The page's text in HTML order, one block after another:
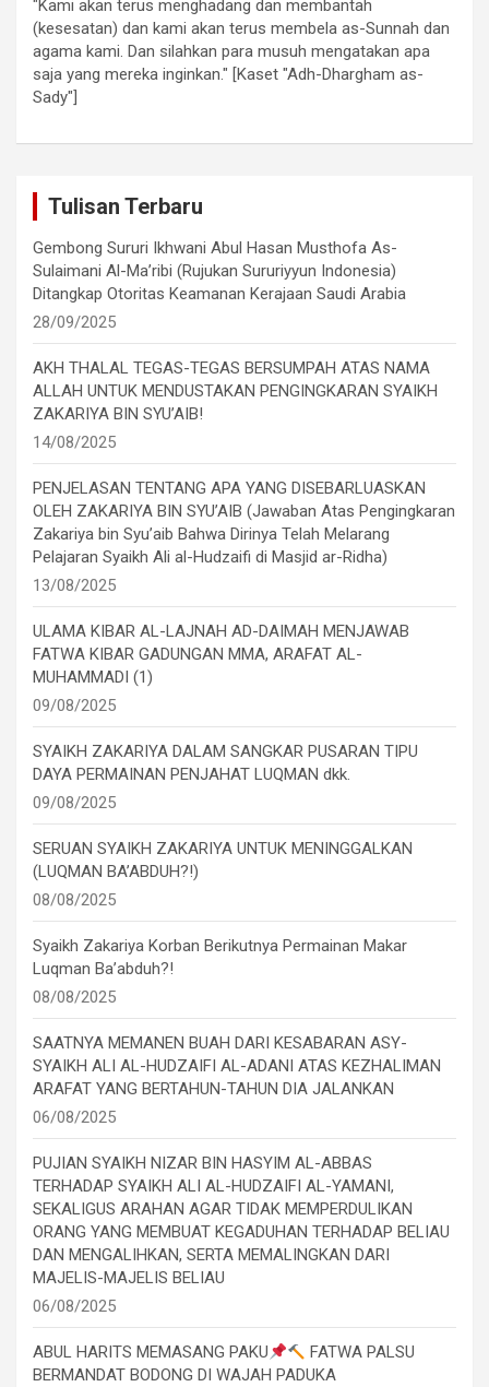
"Kami akan terus menghadang dan membantah
(kesesatan) dan kami akan terus membela as-Sunnah dan
agama kami. Dan silahkan para musuh mengatakan apa
saja yang mereka inginkan." [Kaset "Adh-Dhargham as-
Sady"]
Tulisan Terbaru
Gembong Sururi Ikhwani Abul Hasan Musthofa As-
Sulaimani Al-Ma’ribi (Rujukan Sururiyyun Indonesia)
Ditangkap Otoritas Keamanan Kerajaan Saudi Arabia
28/09/2025
AKH THALAL TEGAS-TEGAS BERSUMPAH ATAS NAMA
ALLAH UNTUK MENDUSTAKAN PENGINGKARAN SYAIKH
ZAKARIYA BIN SYU’AIB!
14/08/2025
PENJELASAN TENTANG APA YANG DISEBARLUASKAN
OLEH ZAKARIYA BIN SYU’AIB (Jawaban Atas Pengingkaran
Zakariya bin Syu’aib Bahwa Dirinya Telah Melarang
Pelajaran Syaikh Ali al-Hudzaifi di Masjid ar-Ridha)
13/08/2025
ULAMA KIBAR AL-LAJNAH AD-DAIMAH MENJAWAB
FATWA KIBAR GADUNGAN MMA, ARAFAT AL-
MUHAMMADI (1)
09/08/2025
SYAIKH ZAKARIYA DALAM SANGKAR PUSARAN TIPU
DAYA PERMAINAN PENJAHAT LUQMAN dkk.
09/08/2025
SERUAN SYAIKH ZAKARIYA UNTUK MENINGGALKAN
(LUQMAN BA’ABDUH?!)
08/08/2025
Syaikh Zakariya Korban Berikutnya Permainan Makar
Luqman Ba’abduh?!
08/08/2025
SAATNYA MEMANEN BUAH DARI KESABARAN ASY-
SYAIKH ALI AL-HUDZAIFI AL-ADANI ATAS KEZHALIMAN
ARAFAT YANG BERTAHUN-TAHUN DIA JALANKAN
06/08/2025
PUJIAN SYAIKH NIZAR BIN HASYIM AL-ABBAS
TERHADAP SYAIKH ALI AL-HUDZAIFI AL-YAMANI,
SEKALIGUS ARAHAN AGAR TIDAK MEMPERDULIKAN
ORANG YANG MEMBUAT KEGADUHAN TERHADAP BELIAU
DAN MENGALIHKAN, SERTA MEMALINGKAN DARI
MAJELIS-MAJELIS BELIAU
06/08/2025
ABUL HARITS MEMASANG PAKU
FATWA PALSU
BERMANDAT BODONG DI WAJAH PADUKA